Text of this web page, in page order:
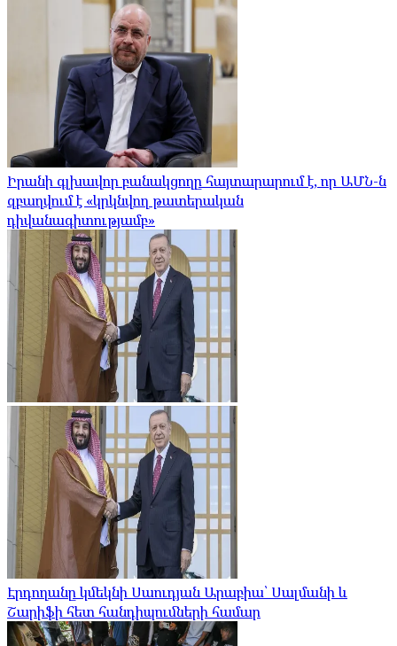
Իրանի գլխավոր բանակցողը հայտարարում է, որ ԱՄՆ-ն
զբաղվում է «կրկնվող թատերական
դիվանագիտությամբ»
Էրդողանը կմեկնի Սաուդյան Արաբիա՝ Սալմանի և
Շարիֆի հետ հանդիպումների համար